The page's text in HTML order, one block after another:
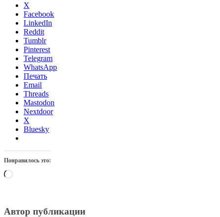
X
Facebook
LinkedIn
Reddit
Tumblr
Pinterest
Telegram
WhatsApp
Печать
Email
Threads
Mastodon
Nextdoor
X
Bluesky
Понравилось это:
Загрузка…
Автор публикации